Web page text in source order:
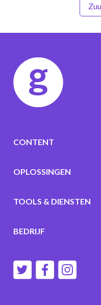
CONTENT
OPLOSSINGEN
TOOLS & DIENSTEN
BEDRIJF